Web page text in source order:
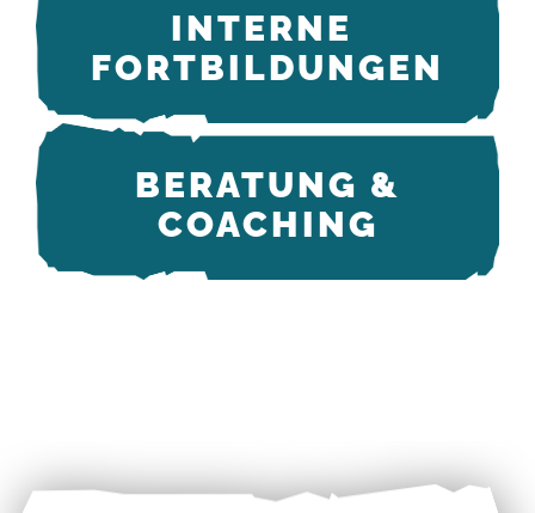
IN­TER­NE ­
FORT­BIL­DUN­GEN
BE­RA­TUNG &
COA­CHING